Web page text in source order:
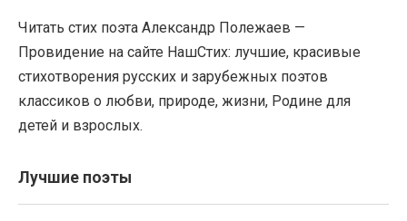
Читать стих поэта Александр Полежаев —
Провидение на сайте НашСтих: лучшие, красивые
стихотворения русских и зарубежных поэтов
классиков о любви, природе, жизни, Родине для
детей и взрослых.
Лучшие поэты